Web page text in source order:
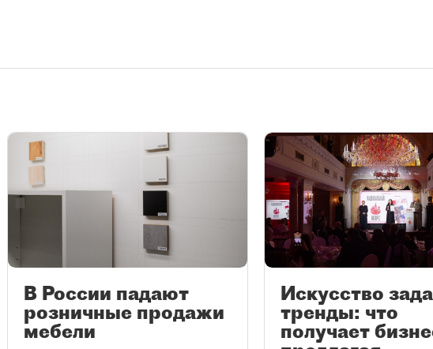
В России падают
розничные продажи
мебели
Искусство
тренды: что
получает